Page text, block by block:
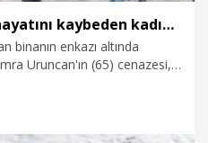
Fatih'te çöken binada hayatını kaybeden kadının cenazesi ailesine teslim edildi
binanın enkazı altında
Uruncan'ın (65) cenazesi,